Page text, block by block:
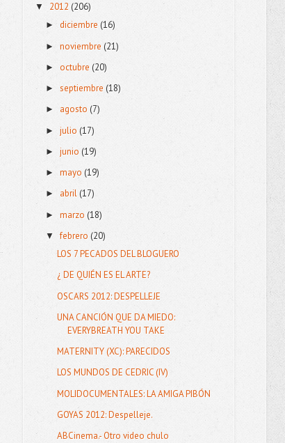
▼ 2012 (206)
►diciembre(16)
►noviembre (21)
► octubre(20)
►septiembre(18)
► agosto(7)
►julio(17)
►junio(19)
►mayo(19)
► abril(17)
►marzo(18)
▼febrero(20)
LOS 7 PECADOS DEL BLOGUERO
¿ DE QUIÉN ES EL ARTE?
OSCARS 2012: DESPELLEJE
UNA CANCIÓN QUE DA MIEDO:
EVERYBREATH YOU TAKE
MATERNITY (XC): PARECIDOS
LOS MUNDOS DE CEDRIC (IV)
MOLIDOCUMENTALES: LA AMIGA PIBÓN
GOYAS 2012: Despelleje.
ABCinema.- Otro video chulo